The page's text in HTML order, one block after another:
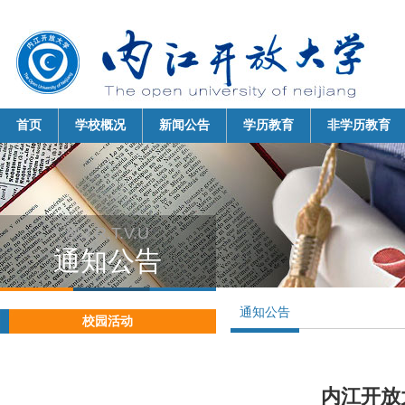
首页 学校概况 新闻公告 学历教育 非学历教育
N.J.R.T.V.U
通知公告
校园活动
通知公告
内江开